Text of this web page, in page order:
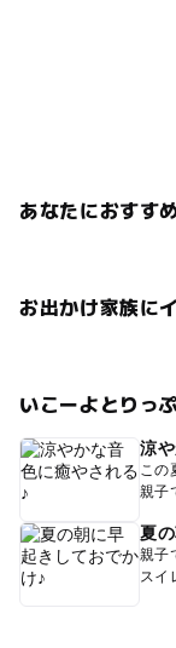
あなたにおすす
お出かけ家族に
いこーよとりっ
涼
この
親子
夏
親子
スイ